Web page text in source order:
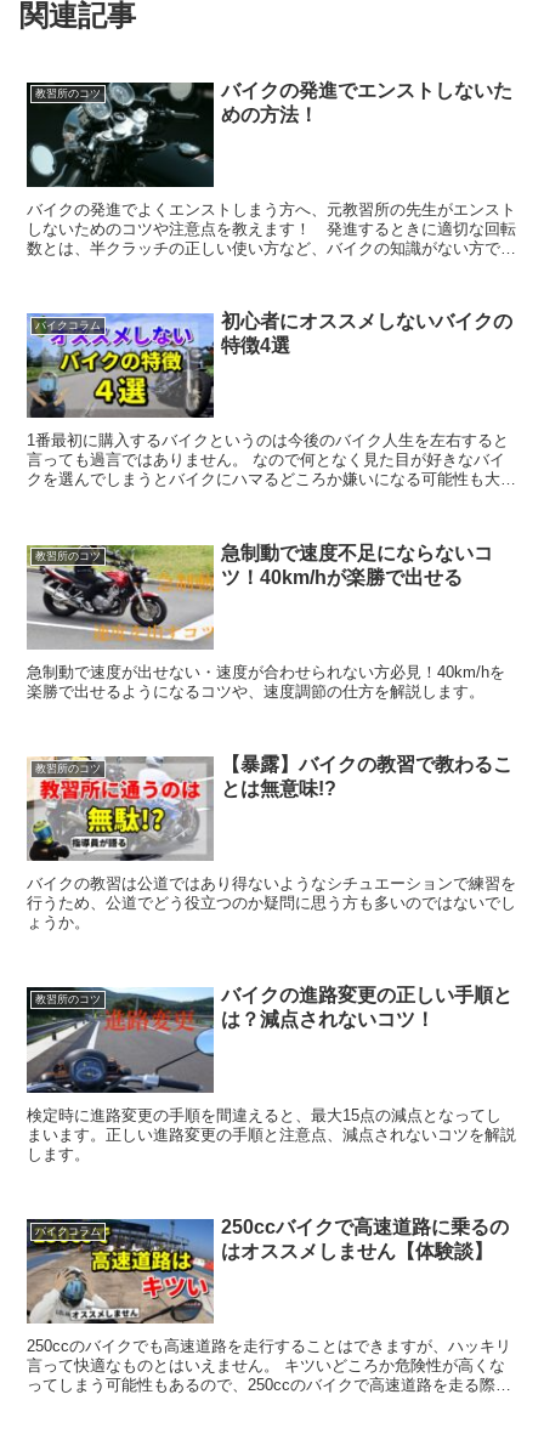
関連記事
教習所のコツ
バイクの発進でエンストしないた
めの方法！
バイクの発進でよくエンストしまう方へ、元教習所の先生がエンスト
しないためのコツや注意点を教えます！ 発進するときに適切な回転
数とは、半クラッチの正しい使い方など、バイクの知識がない方でも
バイクコラム
初心者にオススメしないバイクの
特徴4選
1番最初に購入するバイクというのは今後のバイク人生を左右すると
言っても過言ではありません。 なので何となく見た目が好きなバイ
クを選んでしまうとバイクにハマるどころか嫌いになる可能性も大い
回は初心者にオススメしないバイクの特徴を4つ挙げてみました！
教習所のコツ
急制動で速度不足にならないコ
ツ！40km/hが楽勝で出せる
急制動で速度が出せない・速度が合わせられない方必見！40km/hを
楽勝で出せるようになるコツや、速度調節の仕方を解説します。
教習所のコツ
【暴露】バイクの教習で教わるこ
とは無意味!?
バイクの教習は公道ではあり得ないようなシチュエーションで練習を
行うため、公道でどう役立つのか疑問に思う方も多いのではないでし
ょうか。
教習所のコツ
バイクの進路変更の正しい手順と
は？減点されないコツ！
検定時に進路変更の手順を間違えると、最大15点の減点となってし
まいます。正しい進路変更の手順と注意点、減点されないコツを解説
します。
バイクコラム
250ccバイクで高速道路に乗るの
はオススメしません【体験談】
250ccのバイクでも高速道路を走行することはできますが、ハッキリ
言って快適なものとはいえません。 キツいどころか危険性が高くな
ってしまう可能性もあるので、250ccのバイクで高速道路を走る際は